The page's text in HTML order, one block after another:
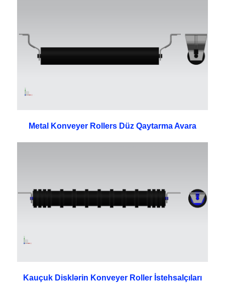
Metal Konveyer Rollers Düz Qaytarma Avara
Kauçuk Disklərin Konveyer Roller İstehsalçıları